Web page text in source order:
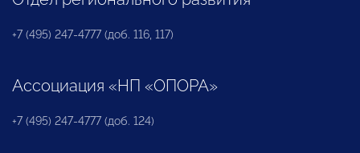
+7 (495) 247-4777 (доб. 116, 117)
Ассоциация «НП «ОПОРА»
+7 (495) 247-4777 (доб. 124)